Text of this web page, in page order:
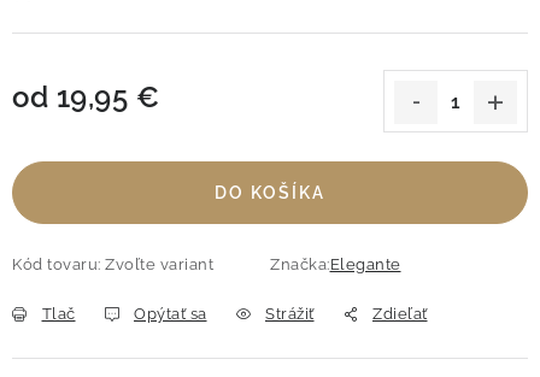
od 19,95 €
DO KOŠÍKA
Kód tovaru: Zvoľte variant Značka:Elegante
Tlač Opýtať sa Strážiť Zdieľať